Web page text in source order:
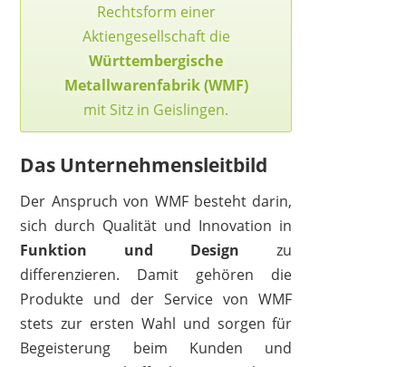
WMF
278,99 €
Rechtsform einer
Aktiengesellschaft die
Württembergische
Metallwarenfabrik (WMF)
mit Sitz in Geislingen.
Das Unternehmensleitbild
Der Anspruch von WMF besteht darin,
sich durch Qualität und Innovation in
Funktion und Design zu
differenzieren. Damit gehören die
Produkte und der Service von WMF
stets zur ersten Wahl und sorgen für
Begeisterung beim Kunden und